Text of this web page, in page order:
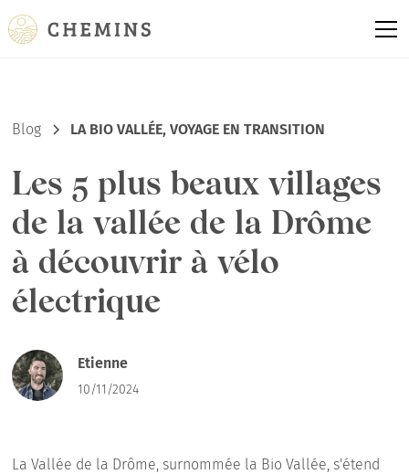
Blog LA BIO VALLÉE, VOYAGE EN TRANSITION
Les 5 plus beaux villages
de la vallée de la Drôme
à découvrir à vélo
électrique
Etienne
10/11/2024
La Vallée de la Drôme, surnommée la Bio Vallée, s'étend